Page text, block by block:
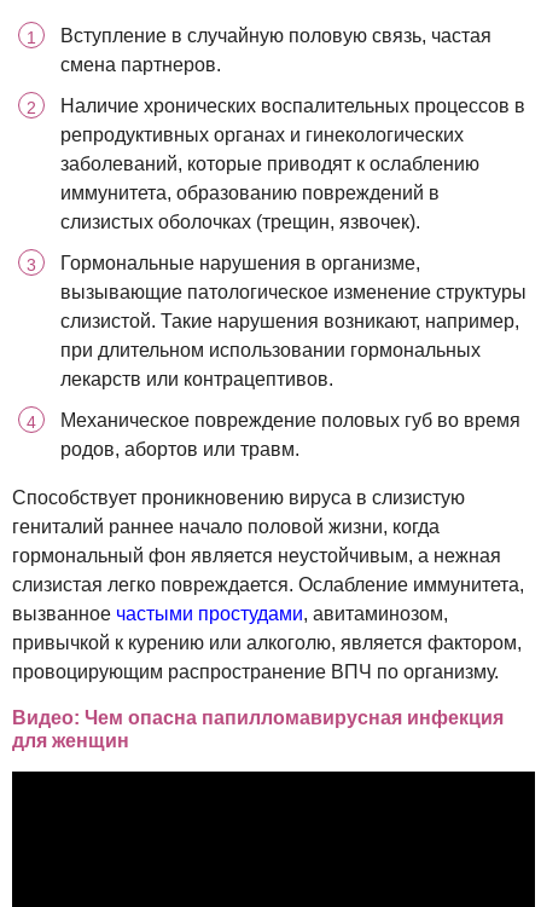
Вступление в случайную половую связь, частая
смена партнеров.
Наличие хронических воспалительных процессов в
репродуктивных органах и гинекологических
заболеваний, которые приводят к ослаблению
иммунитета, образованию повреждений в
слизистых оболочках (трещин, язвочек).
Гормональные нарушения в организме,
вызывающие патологическое изменение структуры
слизистой. Такие нарушения возникают, например,
при длительном использовании гормональных
лекарств или контрацептивов.
Механическое повреждение половых губ во время
родов, абортов или травм.
Способствует проникновению вируса в слизистую
гениталий раннее начало половой жизни, когда
гормональный фон является неустойчивым, а нежная
слизистая легко повреждается. Ослабление иммунитета,
вызванное частыми простудами, авитаминозом,
привычкой к курению или алкоголю, является фактором,
провоцирующим распространение ВПЧ по организму.
Видео: Чем опасна папилломавирусная инфекция
для женщин